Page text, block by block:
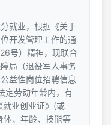
就业，根据《关于
开发管理工作的通
号）精神，现联合
局（退役军人事务
益性岗位招聘信息
定劳动年龄内，有
业创业证》(或
体、年龄、技能等